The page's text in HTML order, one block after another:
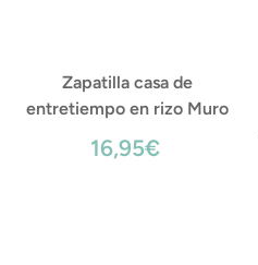
Zapatilla casa de
entretiempo en rizo Muro
16,95€